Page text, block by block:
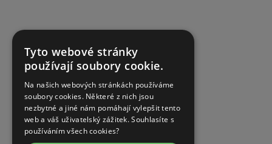
Tyto webové stránky
používají soubory cookie.
Na našich webových stránkách používáme
soubory cookies. Některé z nich jsou
nezbytné a jiné nám pomáhají vylepšit tento
web a váš uživatelský zážitek. Souhlasíte s
používáním všech cookies?